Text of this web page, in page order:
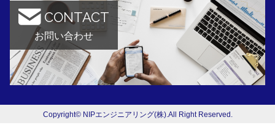
CONTACT
お問い合わせ
Copyright© NIPエンジニアリング(株).All Right Reserved.